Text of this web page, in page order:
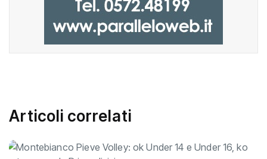
Articoli correlati